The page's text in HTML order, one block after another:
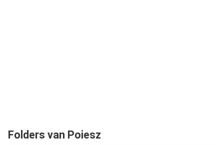
Folders van Poiesz